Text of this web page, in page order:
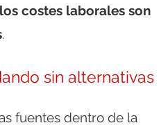
costes laborales son
.
sin alternativas
fuentes dentro de la